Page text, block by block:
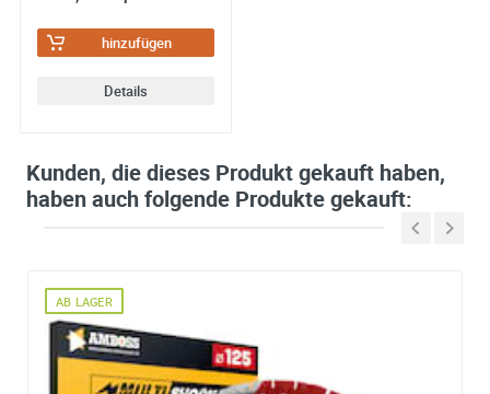
hinzufügen
Details
Kunden, die dieses Produkt gekauft haben,
haben auch folgende Produkte gekauft:
AB LAGER